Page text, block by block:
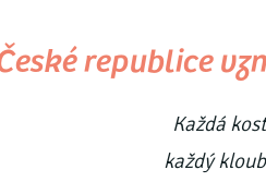
republice
Každá
každý